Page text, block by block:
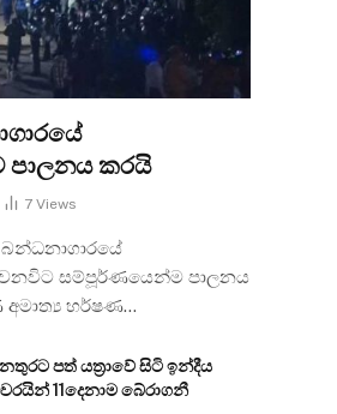
කරයි
7 Views
සම්පූර්ණයෙන්ම පාලනය
හර්ෂණ…
පත් යත්‍රාවේ සිටි ඉන්දීය
11දෙනාම බේරාගනී